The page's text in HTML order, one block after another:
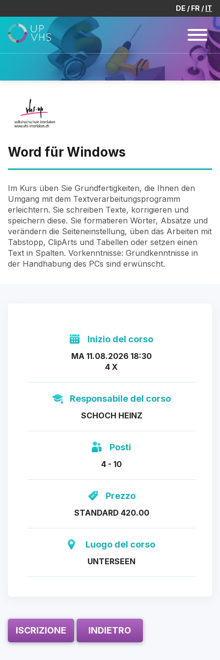
DE FR IT
Word für Windows
Im Kurs üben Sie Grundfertigkeiten, die Ihnen den
Umgang mit dem Textverarbeitungsprogramm
erleichtern. Sie schreiben Texte, korrigieren und
speichern diese. Sie formatieren Wörter, Absätze und
verändern die Seiteneinstellung, üben das Arbeiten mit
Tabstopp, ClipArts und Tabellen oder setzen einen
Text in Spalten. Vorkenntnisse: Grundkenntnisse in
der Handhabung des PCs sind erwünscht.
Inizio del corso
MA 11.08.2026 18:30
4 X
Responsabile del corso
SCHOCH HEINZ
Posti
4 - 10
Prezzo
STANDARD 420.00
Luogo del corso
UNTERSEEN
ISCRIZIONE INDIETRO